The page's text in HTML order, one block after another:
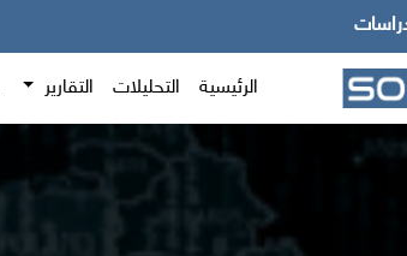
الرئيسية التحليلات التقارير